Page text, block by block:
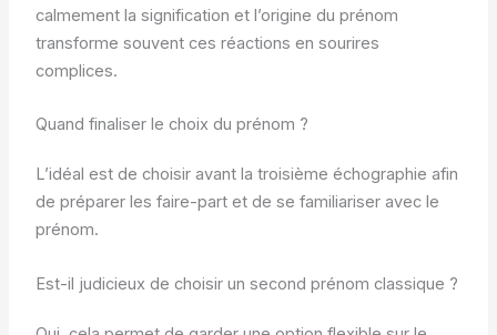
calmement la signification et l’origine du prénom
transforme souvent ces réactions en sourires
complices.
Quand finaliser le choix du prénom ?
L’idéal est de choisir avant la troisième échographie afin
de préparer les faire-part et de se familiariser avec le
prénom.
Est-il judicieux de choisir un second prénom classique ?